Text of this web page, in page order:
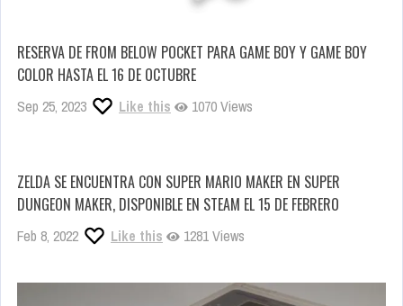
RESERVA DE FROM BELOW POCKET PARA GAME BOY Y GAME BOY
COLOR HASTA EL 16 DE OCTUBRE
Sep 25, 2023 Like this 1070 Views
ZELDA SE ENCUENTRA CON SUPER MARIO MAKER EN SUPER
DUNGEON MAKER, DISPONIBLE EN STEAM EL 15 DE FEBRERO
Feb 8, 2022 Like this 1281 Views